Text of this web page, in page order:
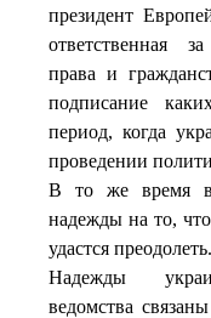
президент
ответственная
права и
подписание
период, когда
проведении
В то же время
надежды на то,
удастся преодолеть.
Надежды
ведомства